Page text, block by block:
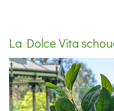
La Dolce Vita